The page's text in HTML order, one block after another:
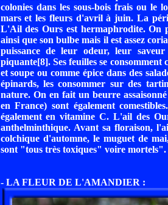
colonies dans les sous-bois frais ou le
mars et les fleurs d'avril à juin. La
L'Ail des Ours est hermaphrodite. On
ainsi que son bulbe mais il est assez
puissance de leur odeur, leur
piquante[8]. Ses feuilles se consomment
et soupe ou comme épice dans des
épinards, les consommer sur des
nature. On en fait un beurre
en France) sont également
également en vitamine C. L'ail des
anthelminthique. Avant sa floraison,
colchique d'automne, le muguet de
sont "tous très toxiques" voire mortels".
- LA FLEUR DE L'AMANDIER :